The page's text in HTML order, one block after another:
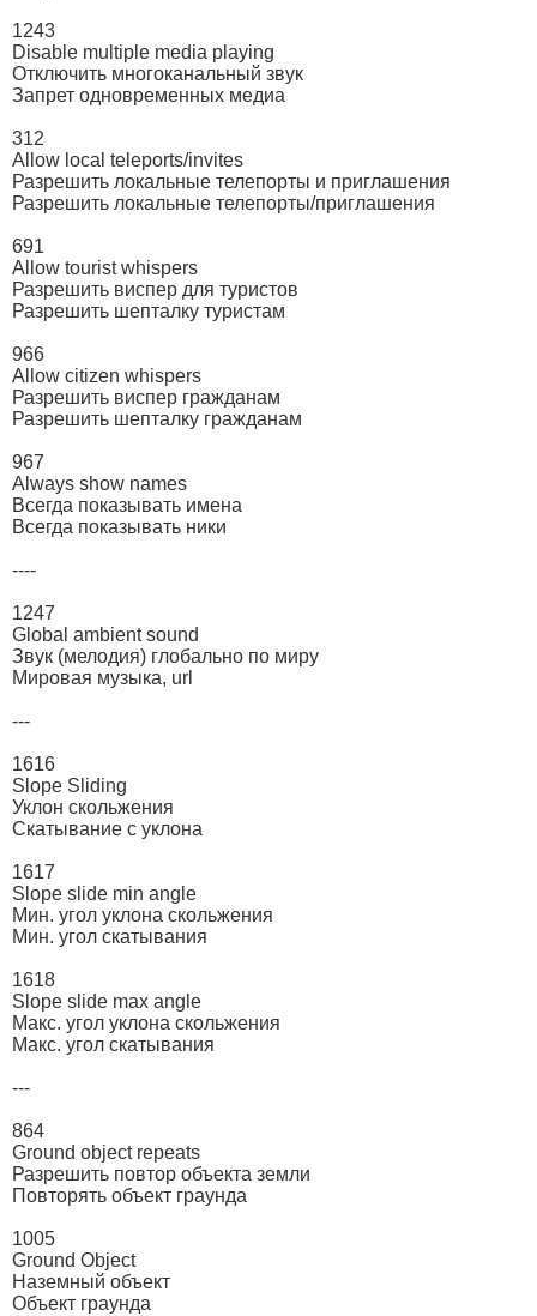
1243
Disable multiple media playing
Отключить многоканальный звук
Запрет одновременных медиа
312
Allow local teleports/invites
Разрешить локальные телепорты и приглашения
Разрешить локальные телепорты/приглашения
691
Allow tourist whispers
Разрешить виспер для туристов
Разрешить шепталку туристам
966
Allow citizen whispers
Разрешить виспер гражданам
Разрешить шепталку гражданам
967
Always show names
Всегда показывать имена
Всегда показывать ники
----
1247
Global ambient sound
Звук (мелодия) глобально по миру
Мировая музыка, url
---
1616
Slope Sliding
Уклон скольжения
Скатывание с уклона
1617
Slope slide min angle
Мин. угол уклона скольжения
Мин. угол скатывания
1618
Slope slide max angle
Макс. угол уклона скольжения
Макс. угол скатывания
---
864
Ground object repeats
Разрешить повтор объекта земли
Повторять объект граунда
1005
Ground Object
Наземный объект
Объект граунда